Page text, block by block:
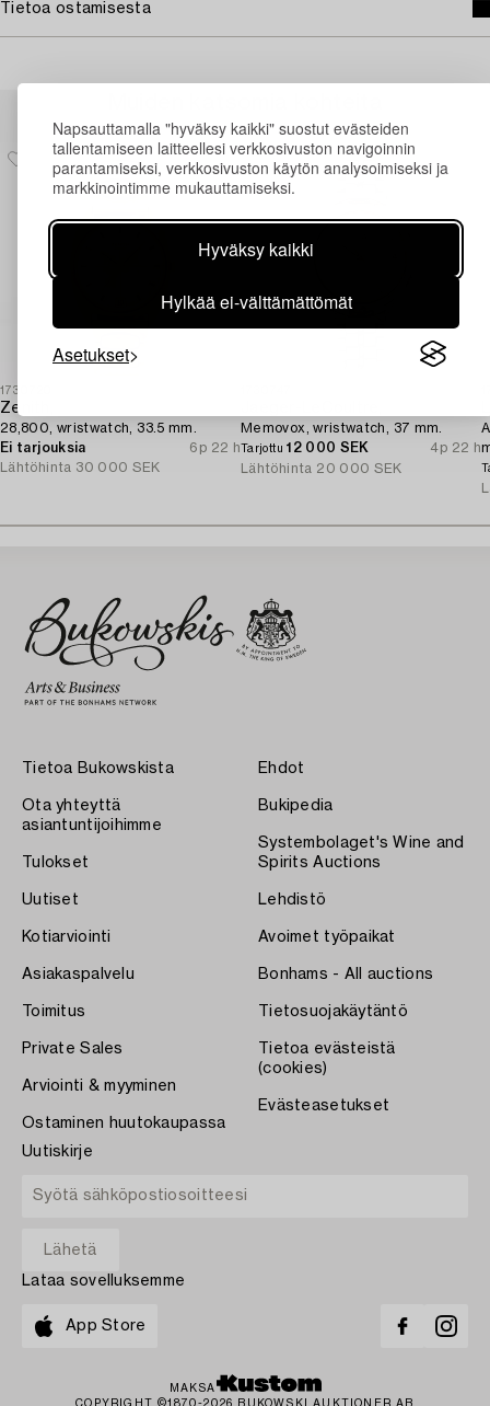
Napsauttamalla "hyväksy kaikki" suostut evästeiden
tallentamiseen laitteellesi verkkosivuston navigoinnin
parantamiseksi, verkkosivuston käytön analysoimiseksi ja
markkinointimme mukauttamiseksi.
Hyväksy kaikki
Hylkää ei-välttämättömät
Asetukset
Tietoa ostamisesta
1730720
Zenith,
28,800, wristwatch, 33.5 mm.
Ei tarjouksia
6p 22 h
Lähtöhinta 30 000 SEK
Memovox, wristwatch, 37 mm.
Tarjottu12 000 SEK
4p 22 h
Lähtöhinta 20 000 SEK
Tietoa Bukowskista
Ota yhteyttä
asiantuntijoihimme
Tulokset
Uutiset
Kotiarviointi
Asiakaspalvelu
Toimitus
Private Sales
Arviointi & myyminen
Ostaminen huutokaupassa
Ehdot
Bukipedia
Systembolaget's Wine and
Spirits Auctions
Lehdistö
Avoimet työpaikat
Bonhams - All auctions
Tietosuojakäytäntö
Tietoa evästeistä
(cookies)
Evästeasetukset
Uutiskirje
Lataa sovelluksemme
App Store
MAKSA